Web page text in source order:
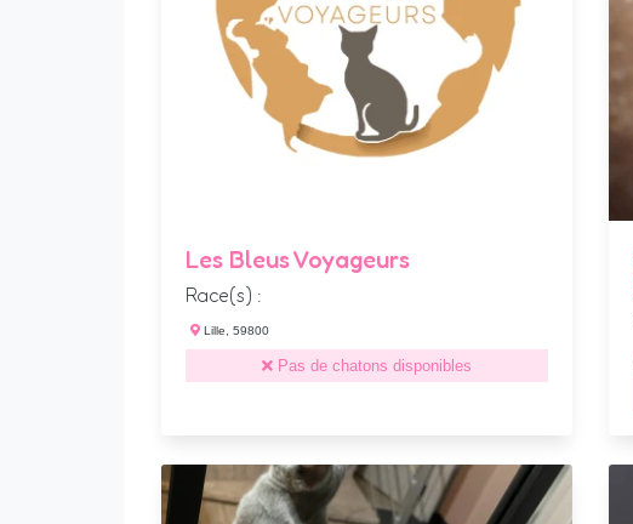
Les Bleus Voyageurs
Race(s) :
Lille, 59800
Pas de chatons disponibles